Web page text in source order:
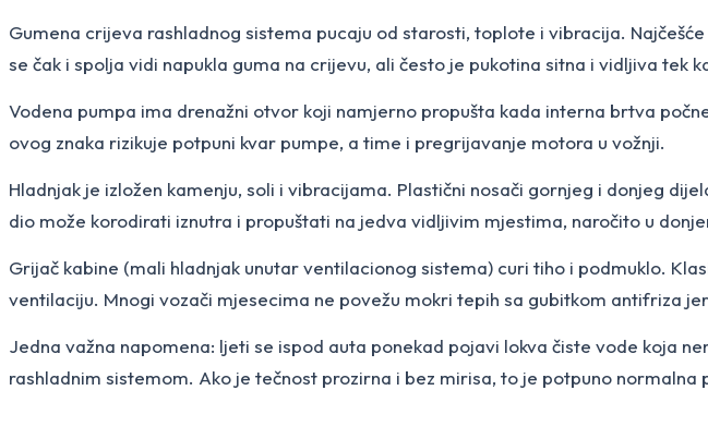
Gumena crijeva rashladnog sistema pucaju od starosti, toplote i vibracija.
se čak i spolja vidi napukla guma na crijevu, ali često je pukotina sitna i vidljiva tek
Vodena pumpa ima drenažni otvor koji namjerno propušta kada interna brtva
ovog znaka rizikuje potpuni kvar pumpe, a time i pregrijavanje motora u vožnji.
Hladnjak je izložen kamenju, soli i vibracijama. Plastični nosači gornjeg i donjeg
dio može korodirati iznutra i propuštati na jedva vidljivim mjestima, naročito u
Grijač kabine (mali hladnjak unutar ventilacionog sistema) curi tiho i podmuklo.
ventilaciju. Mnogi vozači mjesecima ne povežu mokri tepih sa gubitkom antifriza
Jedna važna napomena: ljeti se ispod auta ponekad pojavi lokva čiste vode koja
rashladnim sistemom. Ako je tečnost prozirna i bez mirisa, to je potpuno normalna